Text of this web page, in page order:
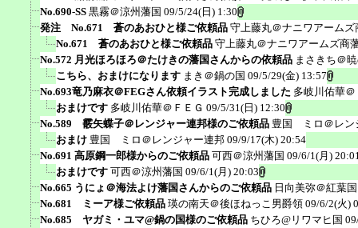
No.690-SS 黒霧＠涼州藩国 09/5/24(日) 1:30
発注 No.671 蒼のあおひと様ご依頼品 守上藤丸＠ナニワアームズ
No.671 蒼のあおひと様ご依頼品 守上藤丸＠ナニワアームズ商
No.572 月光ほろほろ＠たけきの藩国さんからの依頼品 まさきち＠
こちら、おまけになります まき＠鍋の国 09/5/29(金) 13:57
No.693竜乃麻衣＠FEGさん依頼イラスト完成しました 多岐川佑華
おまけです 多岐川佑華＠ＦＥＧ 09/5/31(日) 12:30
No.589 霰矢蝶子＠レンジャー連邦様のご依頼品 豊国 ミロ＠レン
おまけ 豊国 ミロ＠レンジャー連邦 09/9/17(木) 20:54
No.691 高原鋼一郎様からのご依頼品 可西＠涼州藩国 09/6/1(月)
おまけです 可西＠涼州藩国 09/6/1(月) 20:03
No.665 うにょ＠海法よけ藩国さんからのご依頼品 日向美弥＠紅葉国
No.681 ミーア様ご依頼品 瑛の南天＠後ほねっこ男爵領 09/6/2(火)
No.685 ヤガミ・ユマ@鍋の国様のご依頼品 ちひろ@リワマヒ国